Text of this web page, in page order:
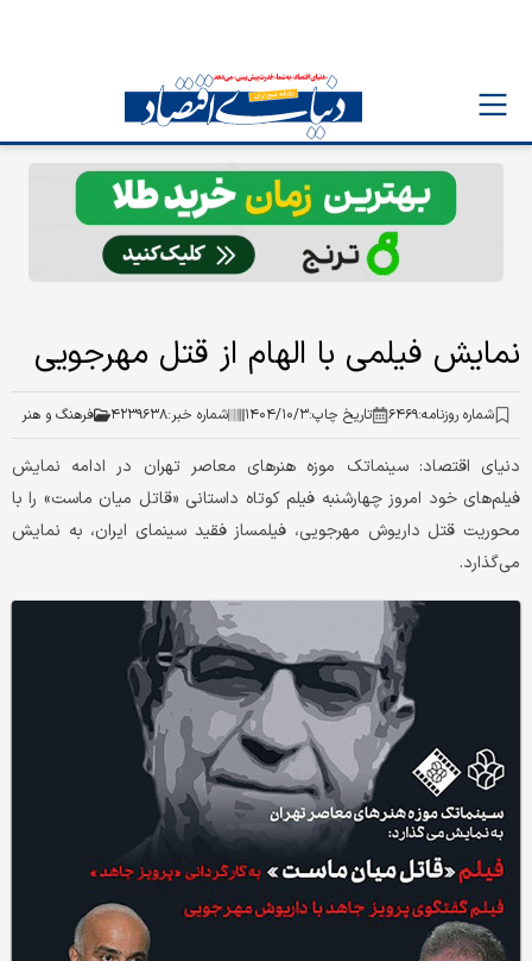
نمایش فیلمی با الهام از قتل مهرجویی
شماره روزنامه:۶۴۶۹ تاریخ چاپ:۱۴۰۴/۱۰/۳ شماره خبر:۴۲۳۹۶۳۸ فرهنگ و هنر
دنیای اقتصاد: سینماتک موزه هنرهای معاصر تهران در ادامه نمایش
فیلم‌های خود امروز چهارشنبه فیلم کوتاه داستانی «قاتل میان ماست» را با
محوریت قتل داریوش مهرجویی، فیلمساز فقید سینمای ایران، به نمایش
می‌گذارد.